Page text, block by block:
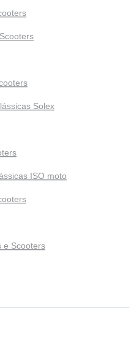
Solex
ISO moto
e Scooters